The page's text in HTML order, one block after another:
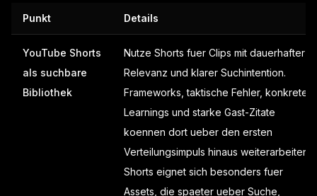
Punkt Details
YouTube Shorts
als suchbare
Bibliothek
Nutze Shorts fuer Clips mit dauerhafter
Relevanz und klarer Suchintention.
Frameworks, taktische Fehler, konkrete
Learnings und starke Gast-Zitate
koennen dort ueber den ersten
Verteilungsimpuls hinaus weiterarbeiten.
Shorts eignet sich besonders fuer
Assets, die spaeter ueber Suche,